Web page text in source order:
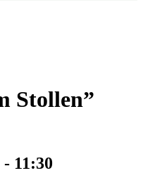
Stollen”
- 11:30